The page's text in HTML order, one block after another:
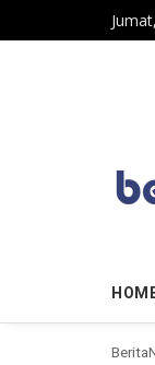
Skip to content